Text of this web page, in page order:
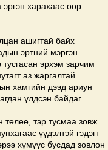
харахаас өөр
ашигтай байх
эртний мэргэн
эрхэм зарчим
аз жаргалтай
хамгийн дээд ариун
үлдсэн байдаг.
төлөө, тэр тусмаа зовж
үүдэлтэй гэдэгт
хүмүүс бусдад зовлон